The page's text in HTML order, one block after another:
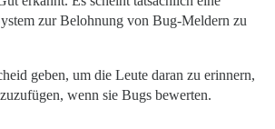
zur Belohnung von Bug-Meldern zu
geben, um die Leute daran zu erinnern,
wenn sie Bugs bewerten.